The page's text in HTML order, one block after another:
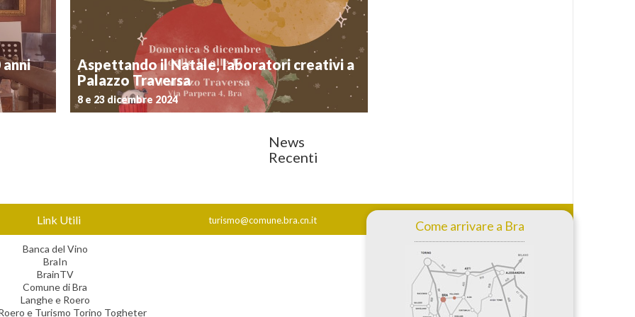
installate
e per far
Eventi 2022
uno tra i più importanti musei dell’automobile del mondo, si è
aperta la mostra “C/ART. L’arte di giocare con l’automobile”.
L’esposizione – realizzata dall’artista […]
Musei di Bra
Molinaro,
hp
Aspettando il Natale, laboratori creativi a
Palazzo Traversa
8 e 23 dicembre 2024
dedicati ai bambini e alle bambine dai 6 ai 12 anni. Il primo
appuntamento è […]
Musei di Bra
News
Recenti
Link Utili
Banca del Vino
BraIn
BrainTV
Comune di Bra
Langhe e Roero
e Turismo Torino Togheter
turismo@comune.bra.cn.it Come arrivare a Bra